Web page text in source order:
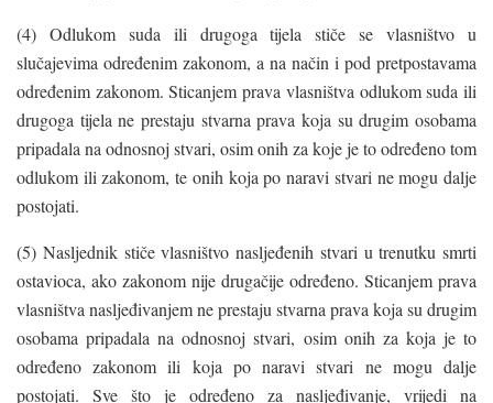
(4) Odlukom suda ili drugoga tijela stiče se vlasništvo u
slučajevima određenim zakonom, a na način i pod pretpostavama
određenim zakonom. Sticanjem prava vlasništva odlukom suda ili
drugoga tijela ne prestaju stvarna prava koja su drugim osobama
pripadala na odnosnoj stvari, osim onih za koje je to određeno tom
odlukom ili zakonom, te onih koja po naravi stvari ne mogu dalje
postojati.
(5) Nasljednik stiče vlasništvo nasljeđenih stvari u trenutku smrti
ostavioca, ako zakonom nije drugačije određeno. Sticanjem prava
vlasništva nasljeđivanjem ne prestaju stvarna prava koja su drugim
osobama pripadala na odnosnoj stvari, osim onih za koja je to
određeno zakonom ili koja po naravi stvari ne mogu dalje
postojati. Sve što je određeno za nasljeđivanje, vrijedi na